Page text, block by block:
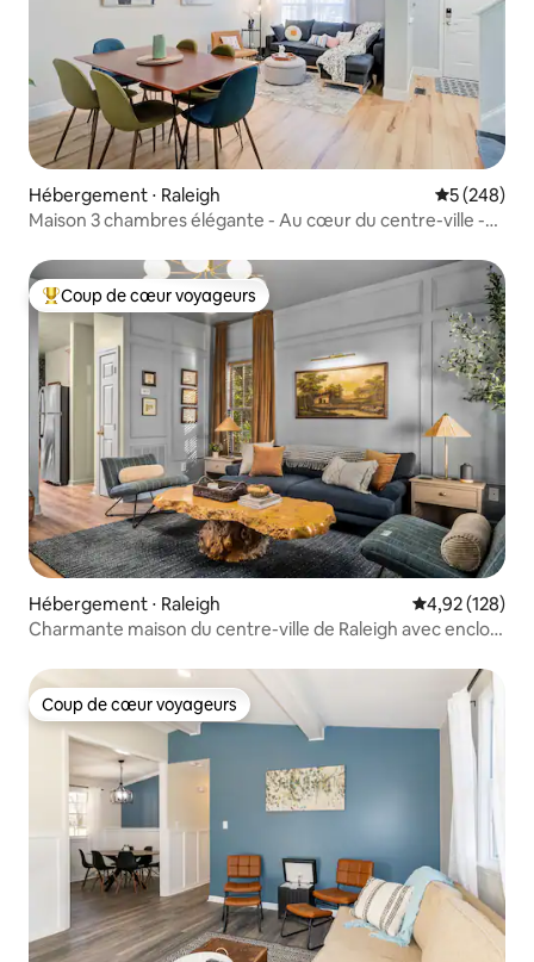
Hébergement ⋅ Raleigh Évaluation
5 (248)
Maison 3 chambres élégante - Au cœur du centre-ville -
Coups de cœur voyageurs les plus appréciés
Coup de cœur voyageurs
Hébergement ⋅ Raleigh Évaluation
4,92 (128)
Charmante maison du centre-ville de Raleigh avec enclos
Coup de cœur voyageurs
Coup de cœur voyageurs